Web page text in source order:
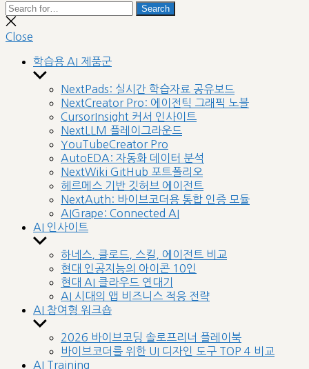
Search
for:
Search
Close
search
Close
학습용 AI 제품군
Show
sub
menu
NextPads: 실시간 학습자료 공유보드
NextCreator Pro: 에이전틱 그래픽 노블
CursorInsight 커서 인사이트
NextLLM 플레이그라운드
YouTubeCreator Pro
AutoEDA: 자동화 데이터 분석
NextWiki GitHub 포트폴리오
헤르메스 기반 깃허브 에이전트
NextAuth: 바이브코더용 통합 인증 모듈
AIGrape: Connected AI
AI 인사이트
Show
sub
menu
하네스, 클로드, 스킬, 에이전트 비교
현대 인공지능의 아이콘 10인
현대 AI 클라우드 연대기
AI 시대의 앱 비즈니스 적응 전략
AI 참여형 워크숍
Show
sub
menu
2026 바이브코딩 솔로프리너 플레이북
바이브코더를 위한 UI 디자인 도구 TOP 4 비교
AI Training